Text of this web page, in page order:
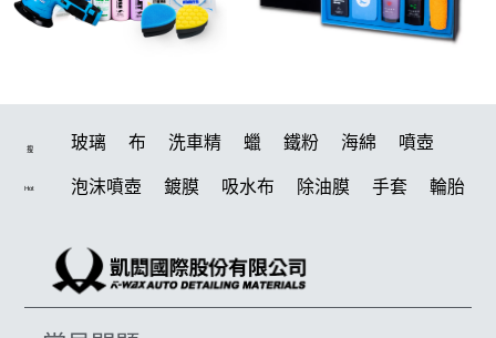
搜
Hot
玻璃 布 洗車精 蠟 鐵粉 海綿 噴壺
泡沫噴壺 鍍膜 吸水布 除油膜 手套 輪胎
洗車 美白 鍍膜劑 油膜